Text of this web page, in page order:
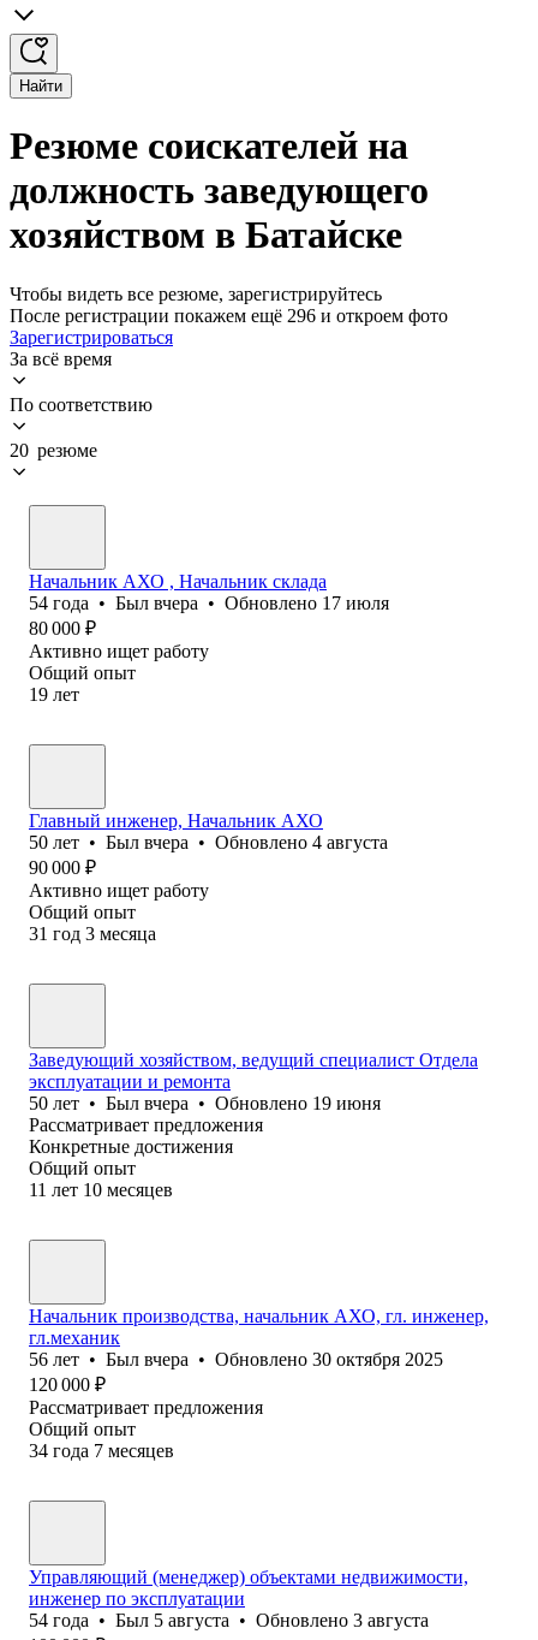
Найти
Резюме соискателей на
должность заведующего
хозяйством в Батайске
Чтобы видеть все резюме, зарегистрируйтесь
После регистрации покажем ещё 296 и откроем фото
Зарегистрироваться
За всё время
По соответствию
20 резюме
Начальник АХО , Начальник склада
54 года • Был вчера • Обновлено 17 июля
80 000 ₽
Активно ищет работу
Общий опыт
19 лет
Главный инженер, Начальник АХО
50 лет • Был вчера • Обновлено 4 августа
90 000 ₽
Активно ищет работу
Общий опыт
31 год 3 месяца
Заведующий хозяйством, ведущий специалист Отдела
эксплуатации и ремонта
50 лет • Был вчера • Обновлено 19 июня
Рассматривает предложения
Конкретные достижения
Общий опыт
11 лет 10 месяцев
Начальник производства, начальник АХО, гл. инженер,
гл.механик
56 лет • Был вчера • Обновлено 30 октября 2025
120 000 ₽
Рассматривает предложения
Общий опыт
34 года 7 месяцев
Управляющий (менеджер) объектами недвижимости,
инженер по эксплуатации
54 года • Был 5 августа • Обновлено 3 августа